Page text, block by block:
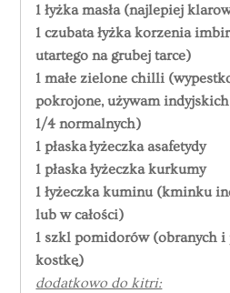
1 łyżka masła (najlepiej
1 czubata łyżka korzenia
utartego na grubej tarce)
1 małe zielone chilli
pokrojone, używam
1/4 normalnych)
1 płaska łyżeczka asafetydy
1 płaska łyżeczka kurkumy
1 łyżeczka kuminu (kminku
lub w całości)
1 szkl pomidorów (obranych
kostkę)
dodatkowo do kitri: